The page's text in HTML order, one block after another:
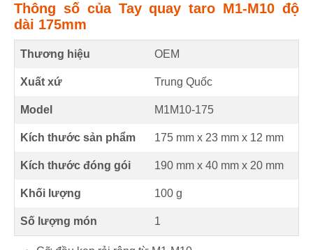
Thông số của Tay quay taro M1-M10 độ
dài 175mm
Thương hiệu OEM
Xuất xứ Trung Quốc
Model M1M10-175
Kích thước sản phẩm 175 mm x 23 mm x 12 mm
Kích thước đóng gói 190 mm x 40 mm x 20 mm
Khối lượng 100 g
Số lượng món 1